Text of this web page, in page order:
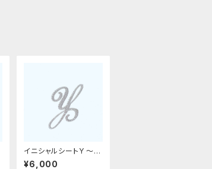
イニシャルシートY 〜革
デコ用フィット〜
¥6,000